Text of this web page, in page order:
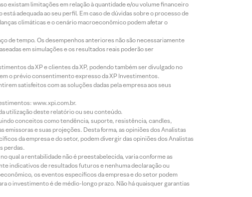
existam limitações em relação à quantidade e/ou volume financeiro
adequada ao seu perfil. Em caso de dúvidas sobre o processo de
climáticas e o cenário macroeconômico podem afetar o
de tempo. Os desempenhos anteriores não são necessariamente
em simulações e os resultados reais poderão ser
da XP e clientes da XP, podendo também ser divulgado no
o prévio consentimento expresso da XP Investimentos.
satisfeitos com as soluções dadas pela empresa aos seus
www.xpi.com.br.
utilização deste relatório ou seu conteúdo.
conceitos como tendência, suporte, resistência, candles,
e suas projeções. Desta forma, as opiniões dos Analistas
da empresa e do setor, podem divergir das opiniões dos Analistas
perdas.
qual a rentabilidade não é preestabelecida, varia conforme as
indicativos de resultados futuros e nenhuma declaração ou
os eventos específicos da empresa e do setor podem
o investimento é de médio-longo prazo. Não há quaisquer garantias